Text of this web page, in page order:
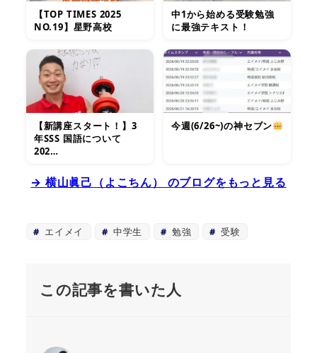
【TOP TIMES 2025
NO.19】星野高校
中1から始める受験勉強
に最強テキスト！
【新講座スタート！】3
年SSS 国語について
202…
今週(6/26~)の神セブン
→ 横山眞己（よこちん） のブログをもっと見る
エイメイ 中学生 勉強 受験
この記事を書いた人